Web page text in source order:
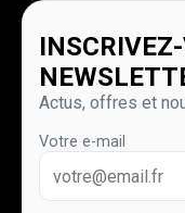
Actus, offres et
Votre e-mail